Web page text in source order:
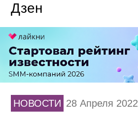
Дзен
НОВОСТИ 28 Апреля